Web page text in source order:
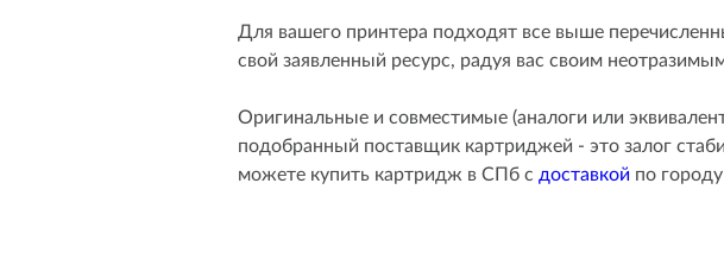
Для вашего принтера подходят все выше
свой заявленный ресурс, радуя вас своим
Оригинальные и совместимые (аналоги или
подобранный поставщик картриджей - это залог
можете купить картридж в СПб с доставкой по